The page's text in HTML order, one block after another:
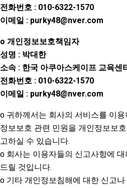
전화번호 : 010-6322-1570
이메일 : purky48@nver.com
o 개인정보보호책임자
성명 : 박대한
소속 : 한국 아쿠아스케이프 교육센
전화번호 : 010-6322-1570
이메일 : purky48@nver.com
o 귀하께서는 회사의 서비스를 이
정보보호 관련 민원을 개인정보보
고하실 수 있습니다.
o 회사는 이용자들의 신고사항에
드릴 것입니다.
o 기타 개인정보침해에 대한 신고